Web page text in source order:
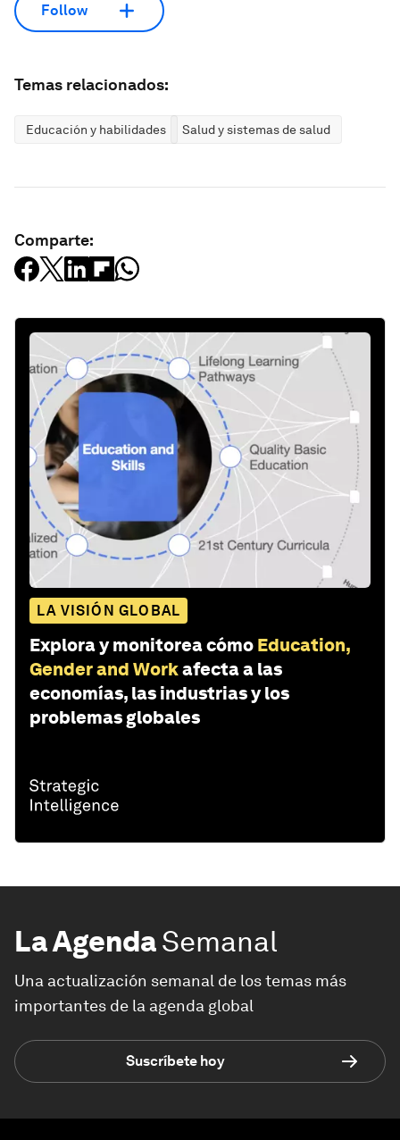
Follow
Temas relacionados:
Educación y habilidades Salud y sistemas de salud
Comparte:
LA VISIÓN GLOBAL
Explora y monitorea cómo Education,
Gender and Workafecta a las
economías, las industrias y los
problemas globales
La AgendaSemanal
Una actualización semanal de los temas más
importantes de la agenda global
Suscríbete hoy